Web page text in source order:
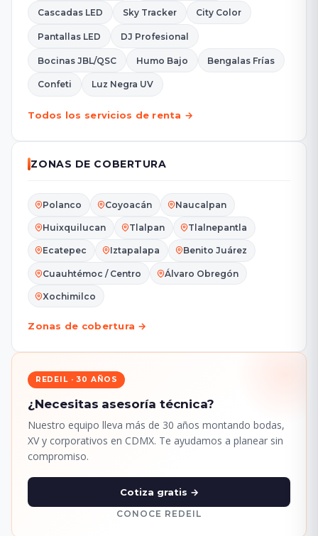
Cascadas LED Sky Tracker City Color
Pantallas LED DJ Profesional
Bocinas JBL/QSC Humo Bajo Bengalas Frías
Confeti Luz Negra UV
Todos los servicios de renta →
ZONAS DE COBERTURA
Polanco Coyoacán Naucalpan
Huixquilucan Tlalpan Tlalnepantla
Ecatepec Iztapalapa Benito Juárez
Cuauhtémoc / Centro Álvaro Obregón
Xochimilco
Zonas de cobertura →
REDEIL · 30 AÑOS
¿Necesitas asesoría técnica?
Nuestro equipo lleva más de 30 años montando bodas,
XV y corporativos en CDMX. Te ayudamos a planear sin
compromiso.
Cotiza gratis →
CONOCE REDEIL